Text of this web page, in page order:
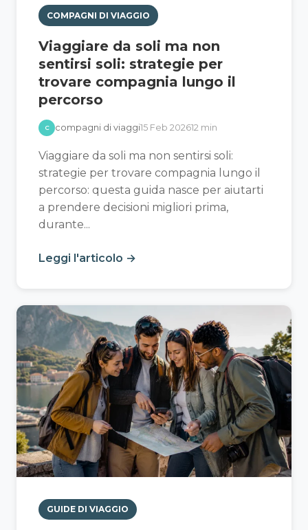
COMPAGNI DI VIAGGIO
Viaggiare da soli ma non
sentirsi soli: strategie per
trovare compagnia lungo il
percorso
C compagni di viaggi15 Feb 202612 min
Viaggiare da soli ma non sentirsi soli:
strategie per trovare compagnia lungo il
percorso: questa guida nasce per aiutarti
a prendere decisioni migliori prima,
durante...
Leggi l'articolo →
GUIDE DI VIAGGIO